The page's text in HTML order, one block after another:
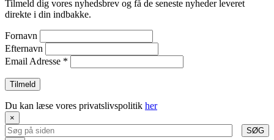
Tilmeld dig vores nyhedsbrev og få de seneste nyheder leveret
direkte i din indbakke.
Fornavn
Efternavn
Email Adresse *
Du kan læse vores privatslivspolitik her
×
SØG